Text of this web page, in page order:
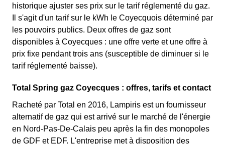
historique ajuster ses prix sur le tarif réglementé du gaz.
Il s'agit d'un tarif sur le kWh le Coyecquois déterminé par
les pouvoirs publics. Deux offres de gaz sont
disponibles à Coyecques : une offre verte et une offre à
prix fixe pendant trois ans (susceptible de diminuer si le
tarif réglementé baisse).
Total Spring gaz Coyecques : offres, tarifs et contact
Racheté par Total en 2016, Lampiris est un fournisseur
alternatif de gaz qui est arrivé sur le marché de l'énergie
en Nord-Pas-De-Calais peu après la fin des monopoles
de GDF et EDF. L'entreprise met à disposition des